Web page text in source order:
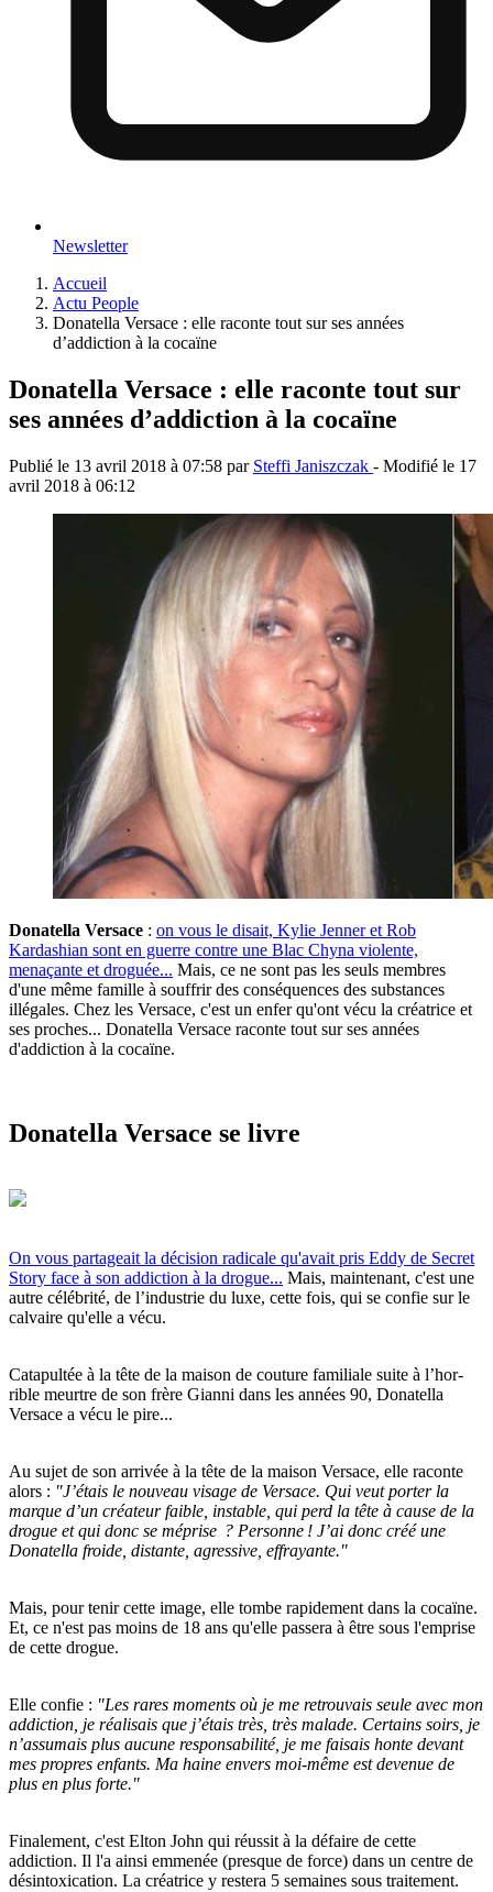
Newsletter
Accueil
Actu People
Donatella Versace : elle raconte tout sur ses années
d’addiction à la cocaïne
Donatella Versace : elle raconte tout sur
ses années d’addiction à la cocaïne
Publié le 13 avril 2018 à 07:58 par Steffi Janiszczak - Modifié le 17
avril 2018 à 06:12
Donatella Versace : on vous le disait, Kylie Jenner et Rob
Kardashian sont en guerre contre une Blac Chyna violente,
menaçante et droguée... Mais, ce ne sont pas les seuls membres
d'une même famille à souffrir des conséquences des substances
illégales. Chez les Versace, c'est un enfer qu'ont vécu la créatrice et
ses proches... Donatella Versace raconte tout sur ses années
d'addiction à la cocaïne.
Donatella Versace se livre
On vous partageait la décision radicale qu'avait pris Eddy de Secret
Story face à son addiction à la drogue... Mais, maintenant, c'est une
autre célébrité, de l’in­dus­trie du luxe, cette fois, qui se confie sur le
calvaire qu'elle a vécu.
Catapultée à la tête de la maison de couture fami­liale suite à l’hor­
rible meurtre de son frère Gianni dans les années 90, Donatella
Versace a vécu le pire...
Au sujet de son arrivée à la tête de la maison Versace, elle raconte
alors : "J’étais le nouveau visage de Versace. Qui veut porter la
marque d’un créa­teur faible, instable, qui perd la tête à cause de la
drogue et qui donc se méprise ? Personne ! J’ai donc créé une
Dona­tella froide, distante, agres­sive, effrayante."
Mais, pour tenir cette image, elle tombe rapidement dans la cocaïne.
Et, ce n'est pas moins de 18 ans qu'elle passera à être sous l'emprise
de cette drogue.
Elle confie : "Les rares moments où je me retrou­vais seule avec mon
addic­tion, je réali­sais que j’étais très, très malade. Certains soirs, je
n’as­su­mais plus aucune respon­sa­bi­lité, je me faisais honte devant
mes propres enfants. Ma haine envers moi-même est deve­nue de
plus en plus forte."
Finalement, c'est Elton John qui réussit à la défaire de cette
addiction. Il l'a ainsi emmenée (presque de force) dans un centre de
désin­toxi­ca­tion. La créatrice y restera 5 semaines sous traitement.